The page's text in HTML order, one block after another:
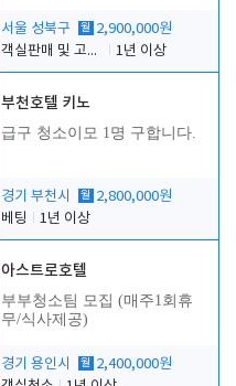
서울 성북구 월 2,900,000원
객실판매 및 고객응대
1년 이상
부천호텔 키노
급구 청소이모 1명 구합니다.
경기 부천시 월 2,800,000원
베팅
1년 이상
아스트로호텔
부부청소팀 모집 (매주1회휴
무/식사제공)
경기 용인시 월 2,400,000원